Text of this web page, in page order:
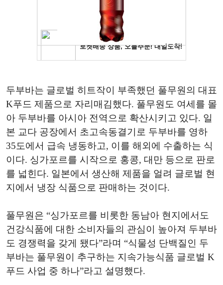
두부바는 글로벌 히트작이 부족했던 풀무원의 대표
K푸드 제품으로 자리매김했다. 풀무원도 여세를 몰
아 두부바를 아시아 전역으로 확산시키고 있다. 일
본 교다 공장에서 초고속동결기로 두부바를 영하
35도에서 급속 냉동하고, 이를 해외에 수출하는 식
이다. 싱가포르를 시작으로 홍콩, 대만 등으로 판로
를 넓힌다. 일본에서 생산해 제품을 얼려 글로벌 현
지에서 냉장 식품으로 판매하는 것이다.
풀무원은 “싱가포르를 비롯한 동남아 현지에서도
건강식품에 대한 소비자들의 관심이 높아져 두부바
도 경쟁력을 갖게 됐다”라며 “식물성 단백질인 두
부바는 풀무원이 추구하는 지속가능식품 글로벌 K
푸드 사업 중 하나”라고 설명했다.